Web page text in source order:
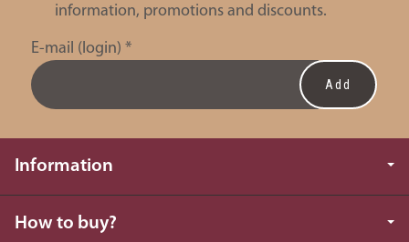
information, promotions and discounts.
E-mail (login) *
Information
How to buy?